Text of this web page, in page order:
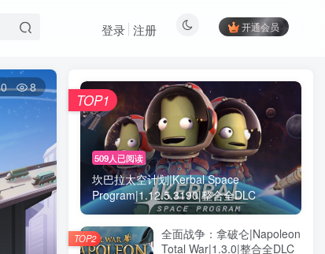
开通会员
登录 注册
0 8
509人已阅读
坎巴拉太空计划|Kerbal Space
Program|1.12.5.3190|整合全DLC
TOP1
全面战争：拿破仑|Napoleon
Total War|1.3.0|整合全DLC
TOP2